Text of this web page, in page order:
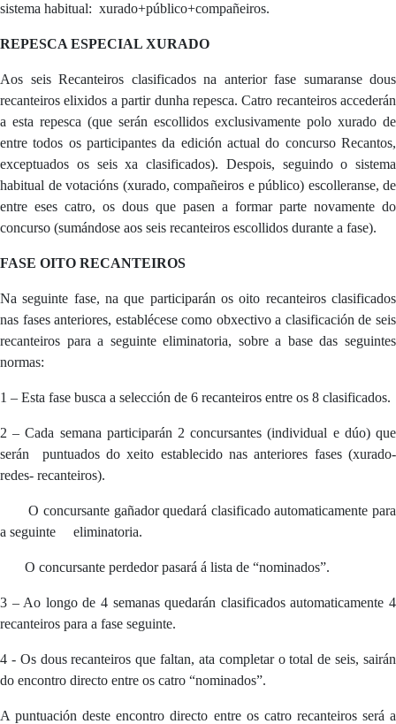
sistema habitual: xurado+público+compañeiros.
REPESCA ESPECIAL XURADO
Aos seis Recanteiros clasificados na anterior fase sumaranse dous
recanteiros elixidos a partir dunha repesca. Catro recanteiros accederán
a esta repesca (que serán escollidos exclusivamente polo xurado de
entre todos os participantes da edición actual do concurso Recantos,
exceptuados os seis xa clasificados). Despois, seguindo o sistema
habitual de votacións (xurado, compañeiros e público) escolleranse, de
entre eses catro, os dous que pasen a formar parte novamente do
concurso (sumándose aos seis recanteiros escollidos durante a fase).
FASE OITO RECANTEIROS
Na seguinte fase, na que participarán os oito recanteiros clasificados
nas fases anteriores, establécese como obxectivo a clasificación de seis
recanteiros para a seguinte eliminatoria, sobre a base das seguintes
normas:
1 – Esta fase busca a selección de 6 recanteiros entre os 8 clasificados.
2 – Cada semana participarán 2 concursantes (individual e dúo) que
serán puntuados do xeito establecido nas anteriores fases (xurado-
redes- recanteiros).
O concursante gañador quedará clasificado automaticamente para
a seguinte eliminatoria.
O concursante perdedor pasará á lista de “nominados”.
3 – Ao longo de 4 semanas quedarán clasificados automaticamente 4
recanteiros para a fase seguinte.
4 - Os dous recanteiros que faltan, ata completar o total de seis, sairán
do encontro directo entre os catro “nominados”.
A puntuación deste encontro directo entre os catro recanteiros será a